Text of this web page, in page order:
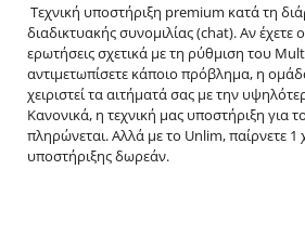
Τεχνική υποστήριξη premium κατά τη
διαδικτυακής συνομιλίας (chat). Αν έχετε
ερωτήσεις σχετικά με τη ρύθμιση του
αντιμετωπίσετε κάποιο πρόβλημα, η
χειριστεί τα αιτήματά σας με την
Κανονικά, η τεχνική μας υποστήριξη για
πληρώνεται. Αλλά με το Unlim, παίρνετε
υποστήριξης δωρεάν.